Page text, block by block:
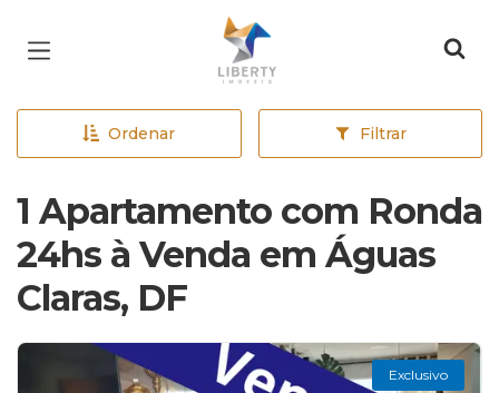
Página inicial
Ordenar Filtrar
1 Apartamento com Ronda
24hs à Venda em Águas
Claras, DF
Exclusivo